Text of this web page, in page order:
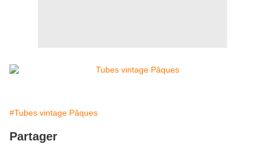
#Tubes vintage Pâques
Partager